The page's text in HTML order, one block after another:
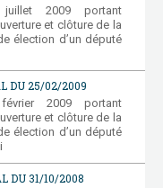
juillet 2009 portant
et clôture de la
élection d’un député
DU 25/02/2009
2009 portant
et clôture de la
élection d’un député
DU 31/10/2008